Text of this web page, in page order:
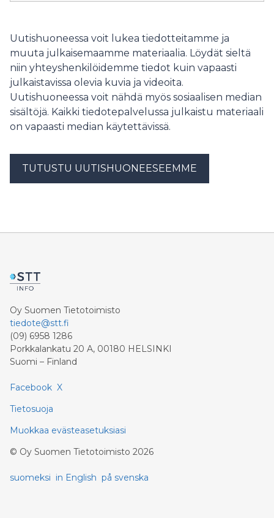
Uutishuoneessa voit lukea tiedotteitamme ja
muuta julkaisemaamme materiaalia. Löydät sieltä
niin yhteyshenkilöidemme tiedot kuin vapaasti
julkaistavissa olevia kuvia ja videoita.
Uutishuoneessa voit nähdä myös sosiaalisen median
sisältöjä. Kaikki tiedotepalvelussa julkaistu materiaali
on vapaasti median käytettävissä.
TUTUSTU UUTISHUONEESEEMME
Oy Suomen Tietotoimisto
tiedote@stt.fi
(09) 6958 1286
Porkkalankatu 20 A, 00180 HELSINKI
Suomi – Finland
Facebook X
Tietosuoja
Muokkaa evästeasetuksiasi
© Oy Suomen Tietotoimisto 2026
suomeksi in English på svenska